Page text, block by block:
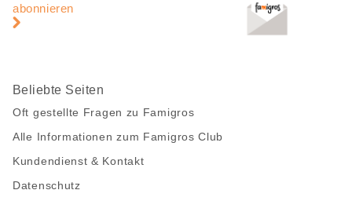
abonnieren
Beliebte Seiten
Oft gestellte Fragen zu Famigros
Alle Informationen zum Famigros Club
Kundendienst & Kontakt
Datenschutz